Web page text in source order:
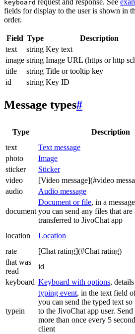
keyboard request and response. See
fields for display to the user is shown in
order.
Field Type Description
text
string Key text
image string Image URL (https or http
title
string Title or tooltip key
id
string Key ID
Message types#
Type Description
text
Text message
photo
Image
sticker
Sticker
video
[Video message](#video
audio
Audio message
document
Document or file, in a
you can send any files that
transferred to JivoChat app
location Location
rate
[Chat rating](#Chat rating)
that was
read
id
keyboard Keyboard with options,
typein
typing event, in the text field
you can send the typed text
to the JivoChat app user.
more than once every 5
client